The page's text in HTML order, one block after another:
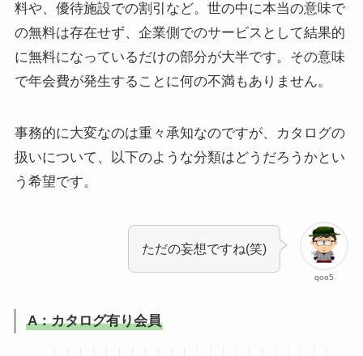
料や、優待施設での割引など。世の中に本当の意味で
の無料は存在せず、企業側でのサービスとして結果的
に無料になっているだけの部分が大半です。その意味
で年会費が発生することに何の不満もありません。
事務的に大変なのは重々承知なのですが、カタログの
扱いについて、以下のような分類はどうだろうかとい
う希望です。
qoo5
ただの妄想ですね(笑)
A：カタログ有り会員